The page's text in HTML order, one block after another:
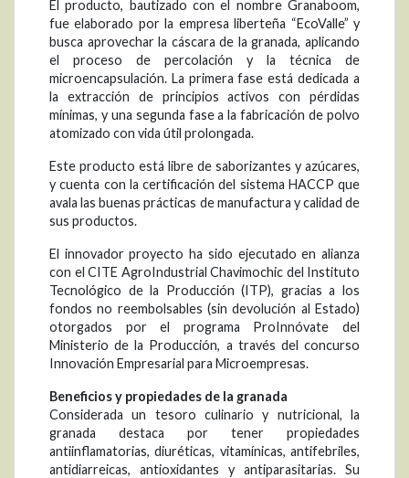
El producto, bautizado con el nombre Granaboom,
fue elaborado por la empresa liberteña “EcoValle” y
busca aprovechar la cáscara de la granada, aplicando
el proceso de percolación y la técnica de
microencapsulación. La primera fase está dedicada a
la extracción de principios activos con pérdidas
mínimas, y una segunda fase a la fabricación de polvo
atomizado con vida útil prolongada.
Este producto está libre de saborizantes y azúcares,
y cuenta con la certificación del sistema HACCP que
avala las buenas prácticas de manufactura y calidad de
sus productos.
El innovador proyecto ha sido ejecutado en alianza
con el CITE AgroIndustrial Chavimochic del Instituto
Tecnológico de la Producción (ITP), gracias a los
fondos no reembolsables (sin devolución al Estado)
otorgados por el programa ProInnóvate del
Ministerio de la Producción, a través del concurso
Innovación Empresarial para Microempresas.
Beneficios y propiedades de la granada
Considerada un tesoro culinario y nutricional, la
granada destaca por tener propiedades
antiinflamatorias, diuréticas, vitamínicas, antifebriles,
antidiarreicas, antioxidantes y antiparasitarias. Su